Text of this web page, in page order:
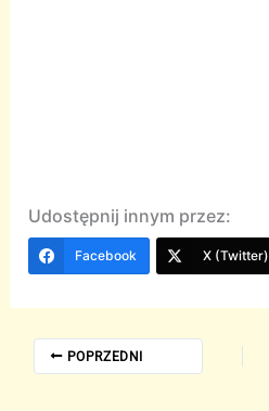
Udostępnij innym przez:
Facebook X (Twitter)
POPRZEDNI